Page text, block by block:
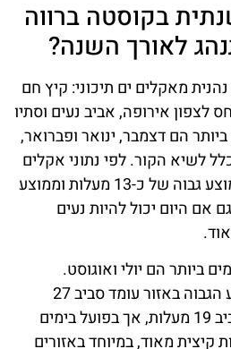
בקוסטה ברווה
לאורך השנה?
מאקלים ים תיכוני: קיץ חם
לצפון אירופה, אביב נעים וסתיו
הם דצמבר, ינואר ופברואר,
לשיא הקור. לפי נתוני אקלים
שנתיים, ינואר נע סביב ממוצע גבוה של כ-13 מעלות וממוצע
כך שגם אם היום יכול להיות נעים
ביותר הם יולי ואוגוסט.
באוגוסט, לדוגמה, הממוצע הגבוה באזור עומד סביב 27
מעלות והממוצע הנמוך סביב 19 מעלות, אך בפועל בימים
קיצית מאוד, במיוחד באזורים